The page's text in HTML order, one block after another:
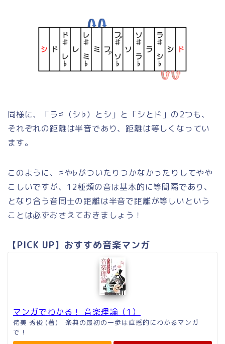
同様に、「ラ♯（シ♭）とシ」と「シとド」の2つも、
それぞれの距離は半音であり、距離は等しくなってい
ます。
このように、♯や♭がついたりつかなかったりしてやや
こしいですが、12種類の音は基本的に等間隔であり、
となり合う音同士の距離は半音で距離が等しいという
ことは必ずおさえておきましょう！
【PICK UP】おすすめ音楽マンガ
マンガでわかる！ 音楽理論（1）
侘美 秀俊 (著) 楽典の最初の一歩は直感的にわかるマンガ
で！